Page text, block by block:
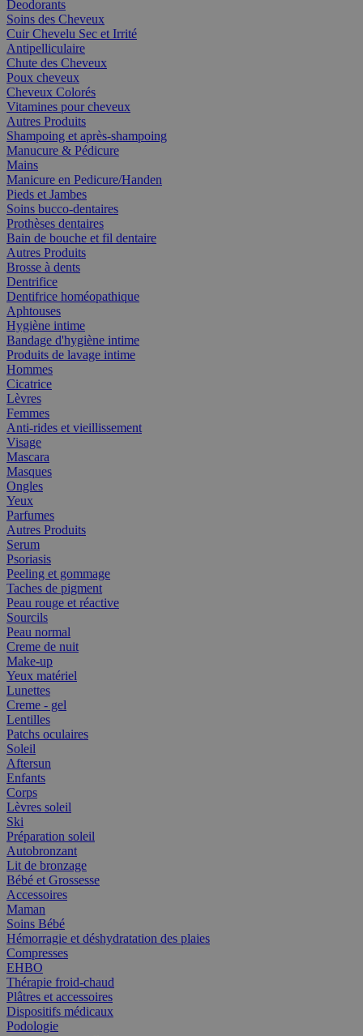
Deodorants
Soins des Cheveux
Cuir Chevelu Sec et Irrité
Antipelliculaire
Chute des Cheveux
Poux cheveux
Cheveux Colorés
Vitamines pour cheveux
Autres Produits
Shampoing et après-shampoing
Manucure & Pédicure
Mains
Manicure en Pedicure/Handen
Pieds et Jambes
Soins bucco-dentaires
Prothèses dentaires
Bain de bouche et fil dentaire
Autres Produits
Brosse à dents
Dentrifice
Dentifrice homéopathique
Aphtouses
Hygiène intime
Bandage d'hygiène intime
Produits de lavage intime
Hommes
Cicatrice
Lèvres
Femmes
Anti-rides et vieillissement
Visage
Mascara
Masques
Ongles
Yeux
Parfumes
Autres Produits
Serum
Psoriasis
Peeling et gommage
Taches de pigment
Peau rouge et réactive
Sourcils
Peau normal
Creme de nuit
Make-up
Yeux matériel
Lunettes
Creme - gel
Lentilles
Patchs oculaires
Soleil
Aftersun
Enfants
Corps
Lèvres soleil
Ski
Préparation soleil
Autobronzant
Lit de bronzage
Bébé et Grossesse
Accessoires
Maman
Soins Bébé
Hémorragie et déshydratation des plaies
Compresses
EHBO
Thérapie froid-chaud
Plâtres et accessoires
Dispositifs médicaux
Podologie